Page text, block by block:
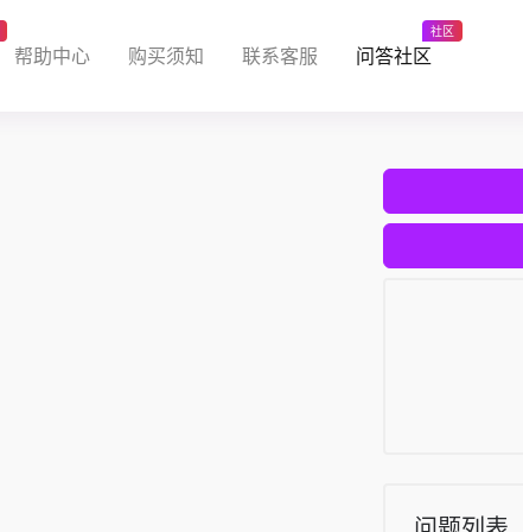
帮助中心 购买须知 联系客服 问答社区
社区